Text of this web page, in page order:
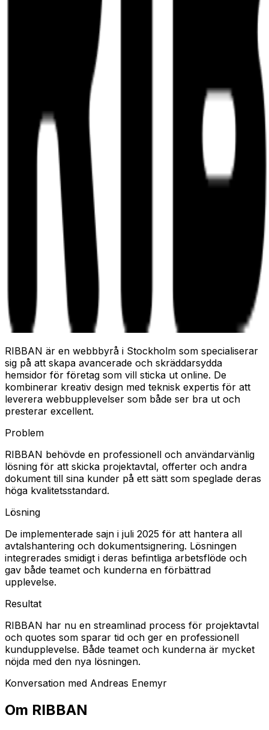
RIBBAN är en webbbyrå i Stockholm som specialiserar
sig på att skapa avancerade och skräddarsydda
hemsidor för företag som vill sticka ut online. De
kombinerar kreativ design med teknisk expertis för att
leverera webbupplevelser som både ser bra ut och
presterar excellent.
Problem
RIBBAN behövde en professionell och användarvänlig
lösning för att skicka projektavtal, offerter och andra
dokument till sina kunder på ett sätt som speglade deras
höga kvalitetsstandard.
Lösning
De implementerade sajn i juli 2025 för att hantera all
avtalshantering och dokumentsignering. Lösningen
integrerades smidigt i deras befintliga arbetsflöde och
gav både teamet och kunderna en förbättrad
upplevelse.
Resultat
RIBBAN har nu en streamlinad process för projektavtal
och quotes som sparar tid och ger en professionell
kundupplevelse. Både teamet och kunderna är mycket
nöjda med den nya lösningen.
Konversation med Andreas Enemyr
Om RIBBAN